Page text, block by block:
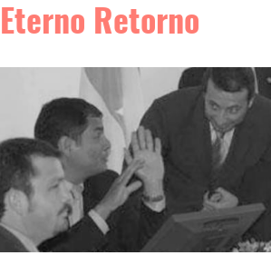
Eterno Retorno